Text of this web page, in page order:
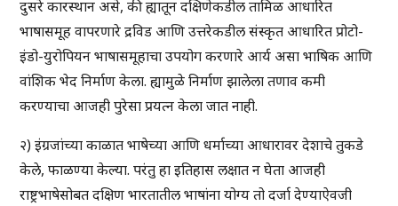
दुसरे कारस्थान असे, की ह्यातून दक्षिणेकडील तामिळ आधारित
भाषासमूह वापरणारे द्रविड आणि उत्तरेकडील संस्कृत आधारित प्रोटो-
इंडो-युरोपियन भाषासमूहाचा उपयोग करणारे आर्य असा भाषिक आणि
वांशिक भेद निर्माण केला. ह्यामुळे निर्माण झालेला तणाव कमी
करण्याचा आजही पुरेसा प्रयत्न केला जात नाही.
२) इंग्रजांच्या काळात भाषेच्या आणि धर्माच्या आधारावर देशाचे तुकडे
केले, फाळण्या केल्या. परंतु हा इतिहास लक्षात न घेता आजही
राष्ट्रभाषेसोबत दक्षिण भारतातील भाषांना योग्य तो दर्जा देण्याऐवजी